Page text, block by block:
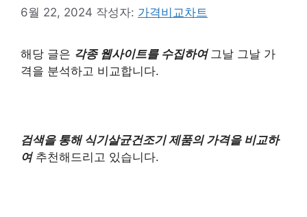
6월 22, 2024 작성자: 가격비교차트
해당 글은 각종 웹사이트를 수집하여 그날 그날 가
격을 분석하고 비교합니다.
검색을 통해 식기살균건조기 제품의 가격을 비교하
여추천해드리고 있습니다.